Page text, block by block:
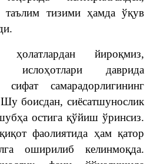
таълим тизими ҳамда ўқув
йироқмиз,
ислоҳотлари даврида
самарадорлигининг
боисдан, сиёсатшунослик
остига қўйиш ўринсиз.
фаолиятида ҳам қатор
оширилиб келинмоқда.